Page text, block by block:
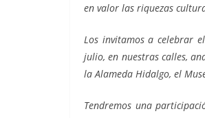
en valor las riquezas
Los invitamos a celebrar
julio, en nuestras calles,
la Alameda Hidalgo, el
Tendremos una